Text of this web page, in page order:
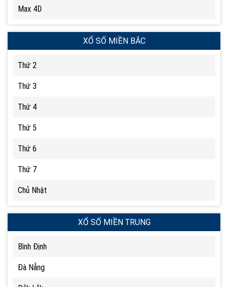
Max 4D
XỔ SỐ MIỀN BẮC
Thứ 2
Thứ 3
Thứ 4
Thứ 5
Thứ 6
Thứ 7
Chủ Nhật
XỔ SỐ MIỀN TRUNG
Bình Định
Đà Nẵng